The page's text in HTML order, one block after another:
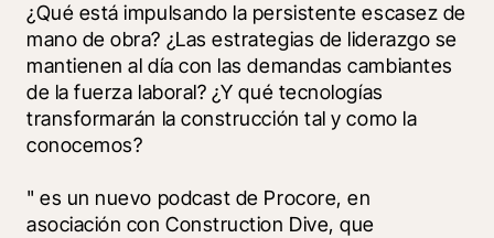
¿Qué está impulsando la persistente escasez de
mano de obra? ¿Las estrategias de liderazgo se
mantienen al día con las demandas cambiantes
de la fuerza laboral? ¿Y qué tecnologías
transformarán la construcción tal y como la
conocemos?
" es un nuevo podcast de Procore, en
asociación con Construction Dive, que